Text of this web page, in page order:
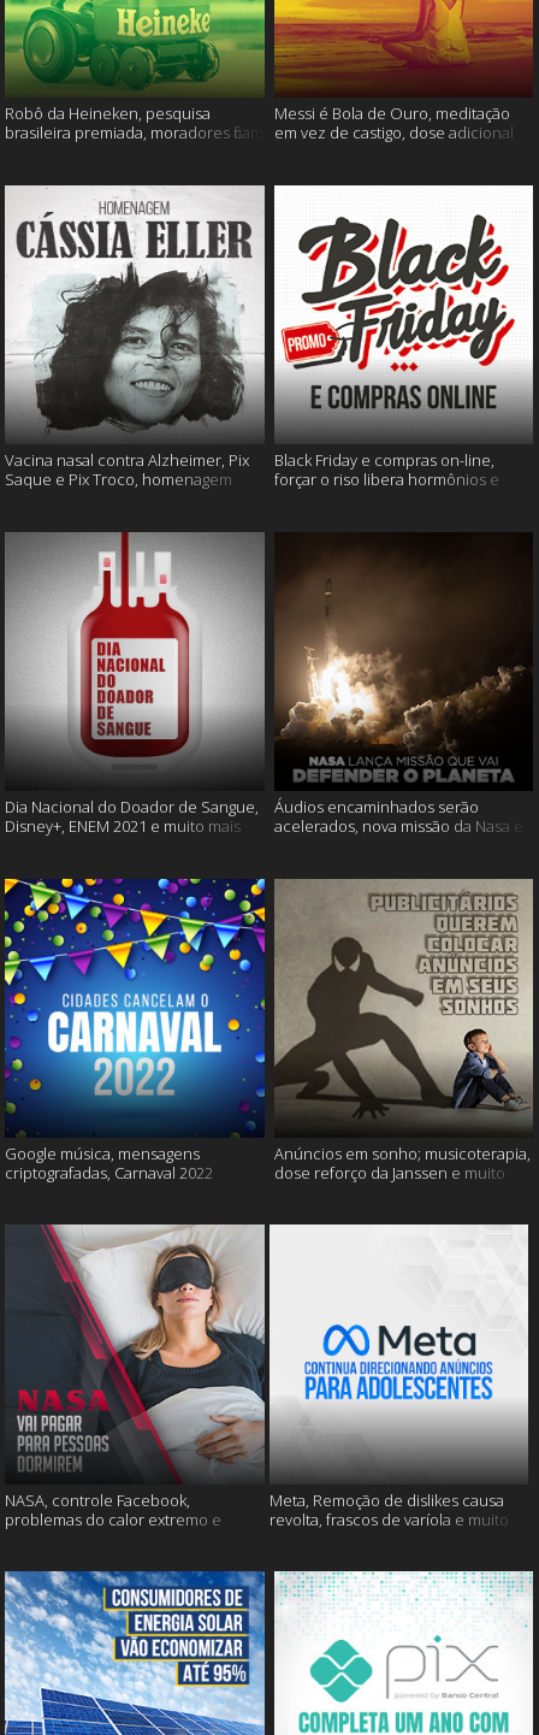
Robô da Heineken, pesquisa
brasileira premiada, moradores ficam
Messi é Bola de Ouro, meditação
em vez de castigo, dose adicional
Vacina nasal contra Alzheimer, Pix
Saque e Pix Troco, homenagem
Black Friday e compras on-line,
forçar o riso libera hormônios e
Dia Nacional do Doador de Sangue,
Disney+, ENEM 2021 e muito mais
Áudios encaminhados serão
acelerados, nova missão da Nasa e
Google música, mensagens
criptografadas, Carnaval 2022
Anúncios em sonho; musicoterapia,
dose reforço da Janssen e muito
NASA, controle Facebook,
problemas do calor extremo e
Meta, Remoção de dislikes causa
revolta, frascos de varíola e muito